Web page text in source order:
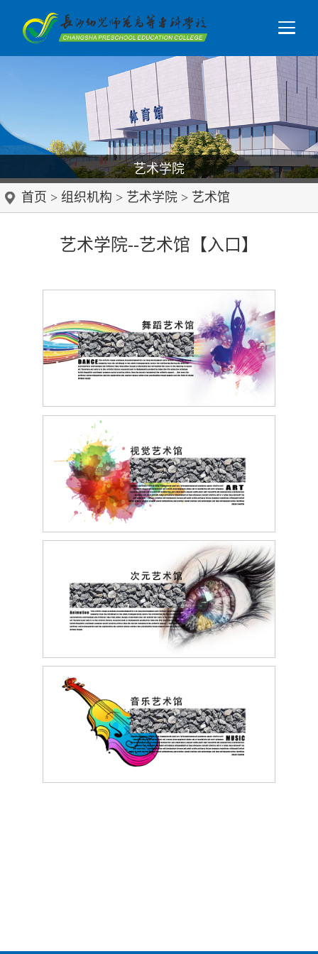
艺术学院
首页 > 组织机构 > 艺术学院 > 艺术馆
艺术学院--艺术馆【入口】